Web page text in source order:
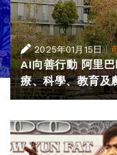
2025年01月15日 |
AI向善行動 阿里
療、科學、教育及